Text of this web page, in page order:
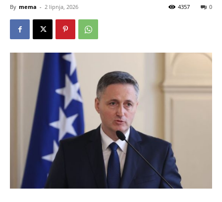
By mema - 2 lipnja, 2026 0
4357